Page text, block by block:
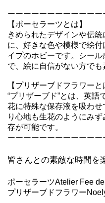
ーーーーーーーーーーー
【ポーセラーツとは】
きめられたデザインや伝
に、好きな色や模様で絵
イプのホビーです。シー
で、絵に自信がない方でも
【プリザーブドフラワーと
“プリザーブド”とは、英語
花に特殊な保存液を吸わ
り心地も生花のようにみ
存が可能です。
ーーーーーーーーーーー
皆さんとの素敵な時間を
ポーセラーツAtelier Fee
プリザーブドフラワー